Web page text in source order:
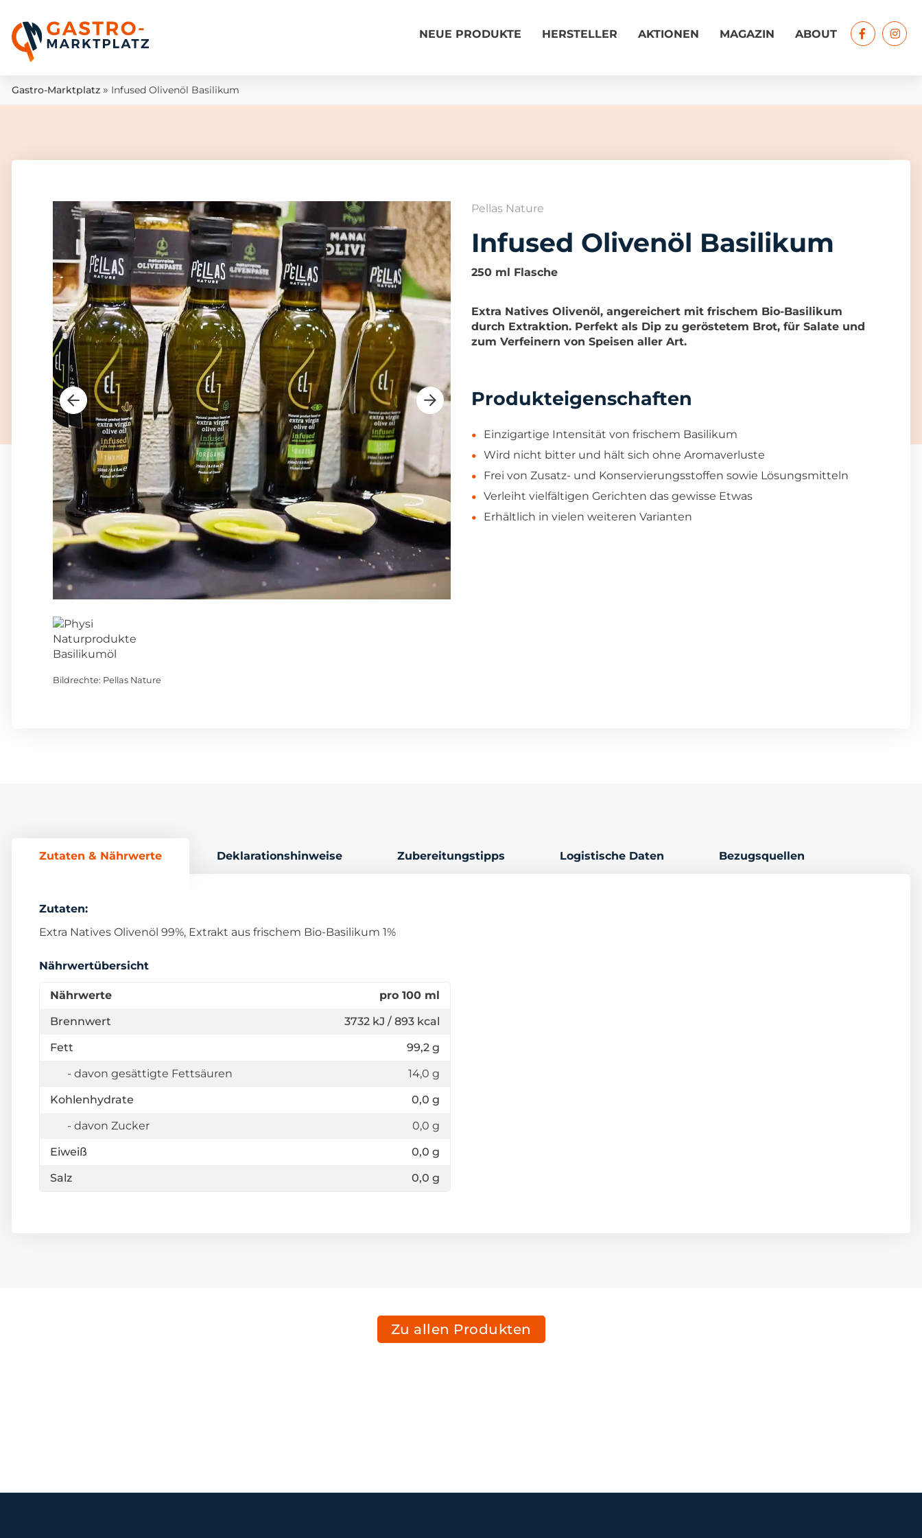
NEUE PRODUKTE HERSTELLER AKTIONEN MAGAZIN ABOUT
Gastro-Marktplatz » Infused Olivenöl Basilikum
Bildrechte: Pellas Nature
Pellas Nature
Infused Olivenöl Basilikum
250 ml Flasche
Extra Natives Olivenöl, angereichert mit frischem Bio-Basilikum
durch Extraktion. Perfekt als Dip zu geröstetem Brot, für Salate und
zum Verfeinern von Speisen aller Art.
Produkteigenschaften
Einzigartige Intensität von frischem Basilikum
Wird nicht bitter und hält sich ohne Aromaverluste
Frei von Zusatz- und Konservierungsstoffen sowie Lösungsmitteln
Verleiht vielfältigen Gerichten das gewisse Etwas
Erhältlich in vielen weiteren Varianten
Zutaten & Nährwerte Deklarationshinweise Zubereitungstipps Logistische Daten Bezugsquellen
Zutaten:
Extra Natives Olivenöl 99%, Extrakt aus frischem Bio-Basilikum 1%
Nährwertübersicht
Nährwerte
pro 100 ml
Brennwert
3732 kJ / 893 kcal
Fett
99,2 g
- davon gesättigte Fettsäuren
14,0 g
Kohlenhydrate
0,0 g
- davon Zucker
0,0 g
Eiweiß
0,0 g
Salz
0,0 g
Zu allen Produkten